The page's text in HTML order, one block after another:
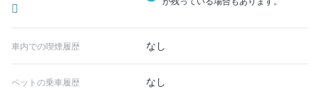
車内での喫煙履歴 なし
ペットの乗車履歴 なし